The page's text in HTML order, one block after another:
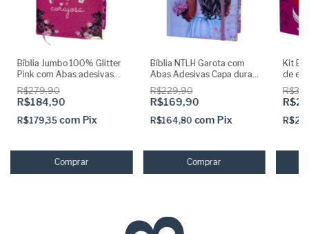
Bíblia Jumbo 100% Glitter
Pink com Abas adesivas
Capa dura Acolchoada e
Harpa
R$279,90
R$184,90
R$179,35 com Pix
Bíblia NTLH Garota com
Abas Adesivas Capa dura
acolchoada + elastico rosa
R$229,90
R$169,90
R$164,80 com Pix
Kit
de
Pai